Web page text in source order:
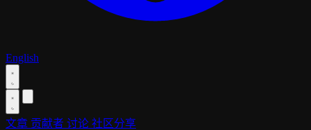
English
文章 贡献者 讨论 社区分享